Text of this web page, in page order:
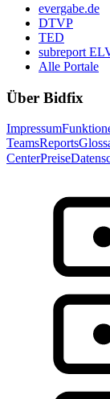
evergabe.de
DTVP
TED
subreport
Alle Portale
Über Bidfix
Impressum
TeamsReports
CenterPreise